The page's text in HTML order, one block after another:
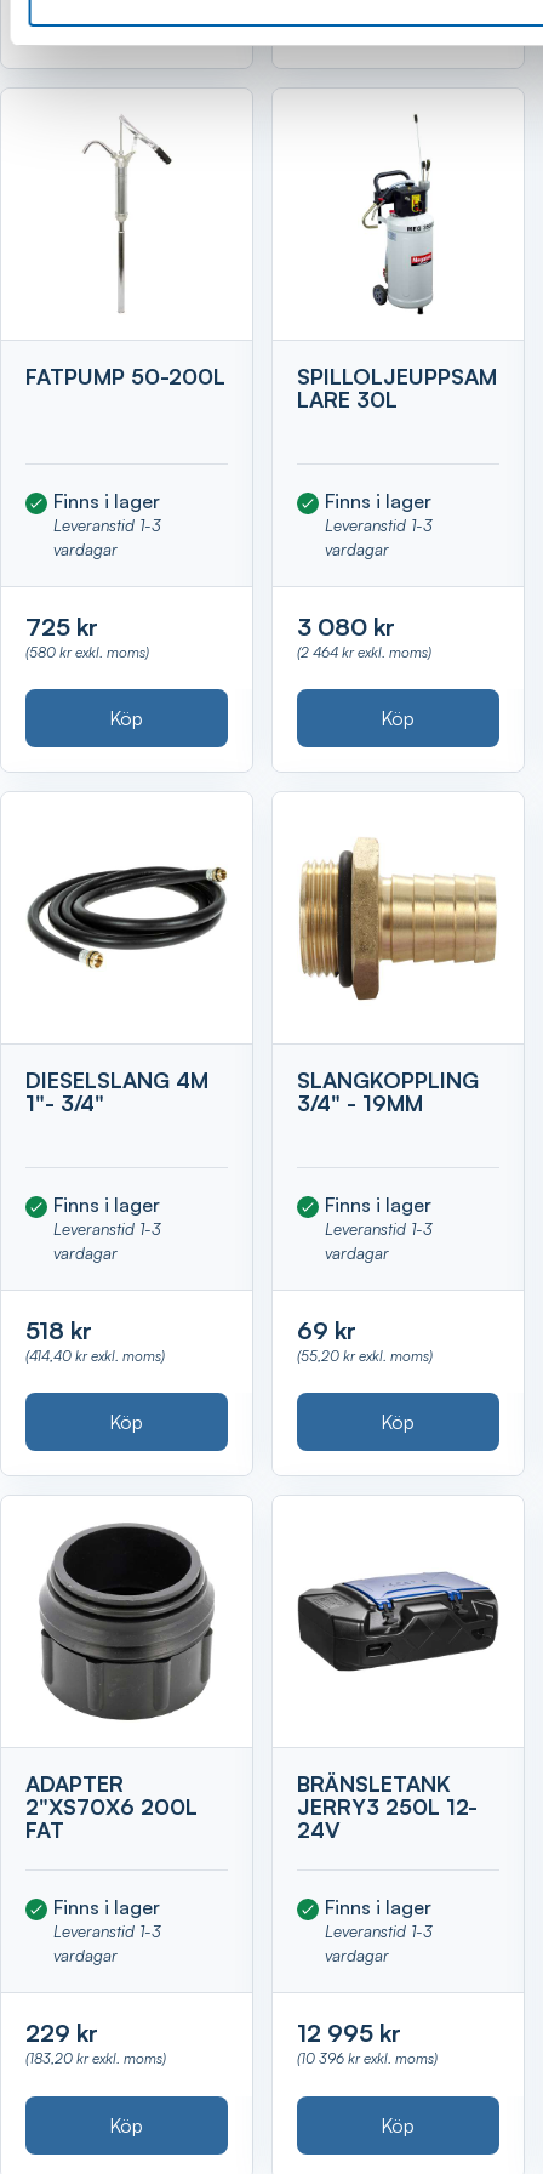
FATPUMP 50-200L
Finns i lager
Leveranstid 1-3
vardagar
725 kr
(580 kr exkl. moms)
Köp
SPILLOLJEUPPSAM
LARE 30L
Finns i lager
Leveranstid 1-3
vardagar
3 080 kr
(2 464 kr exkl. moms)
Köp
DIESELSLANG 4M
1"- 3/4"
Finns i lager
Leveranstid 1-3
vardagar
518 kr
(414,40 kr exkl. moms)
Köp
SLANGKOPPLING
3/4" - 19MM
Finns i lager
Leveranstid 1-3
vardagar
69 kr
(55,20 kr exkl. moms)
Köp
ADAPTER
2"XS70X6 200L
FAT
Finns i lager
Leveranstid 1-3
vardagar
229 kr
(183,20 kr exkl. moms)
Köp
BRÄNSLETANK
JERRY3 250L 12-
24V
Finns i lager
Leveranstid 1-3
vardagar
12 995 kr
(10 396 kr exkl. moms)
Köp